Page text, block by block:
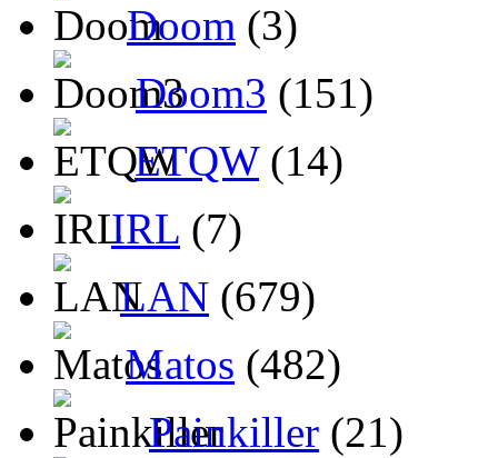
Doom (3)
Doom3 (151)
ETQW(14)
IRL (7)
LAN (679)
Matos (482)
Painkiller (21)